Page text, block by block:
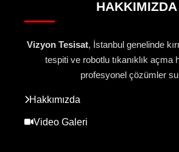
HAKKIMIZDA
Vizyon Tesisat, İstanbul genelinde
tespiti ve robotlu tıkanıklık açma
profesyonel çözümler
Hakkımızda
Video Galeri